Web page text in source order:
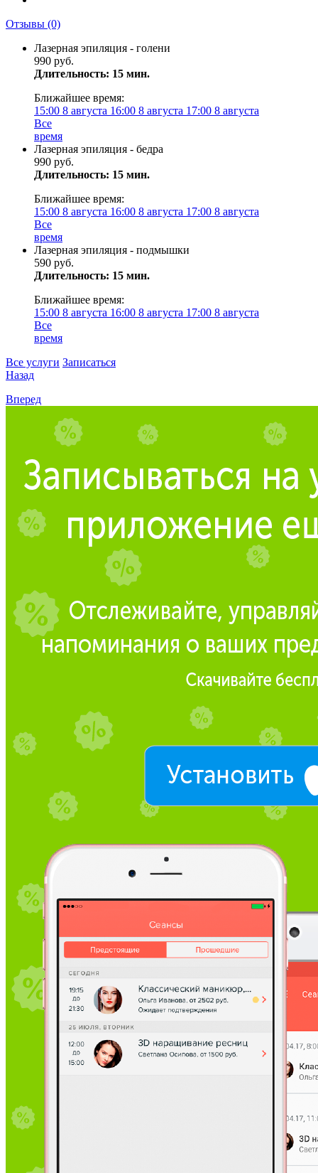
Отзывы (0)
Лазерная эпиляция - голени
990 руб.
Длительность: 15 мин.
Ближайшее время:
15:00 8 августа 16:00 8 августа 17:00 8 августа
Все
время
Лазерная эпиляция - бедра
990 руб.
Длительность: 15 мин.
Ближайшее время:
15:00 8 августа 16:00 8 августа 17:00 8 августа
Все
время
Лазерная эпиляция - подмышки
590 руб.
Длительность: 15 мин.
Ближайшее время:
15:00 8 августа 16:00 8 августа 17:00 8 августа
Все
время
Все услуги Записаться
Назад
Вперед